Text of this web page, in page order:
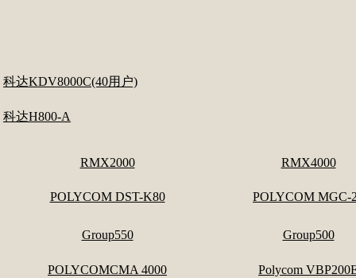
科达KDV8000C(40用户)
科达H800-A
RMX2000 RMX4000
POLYCOM DST-K80 POLYCOM MGC-
Group550 Group500
POLYCOMCMA 4000 Polycom